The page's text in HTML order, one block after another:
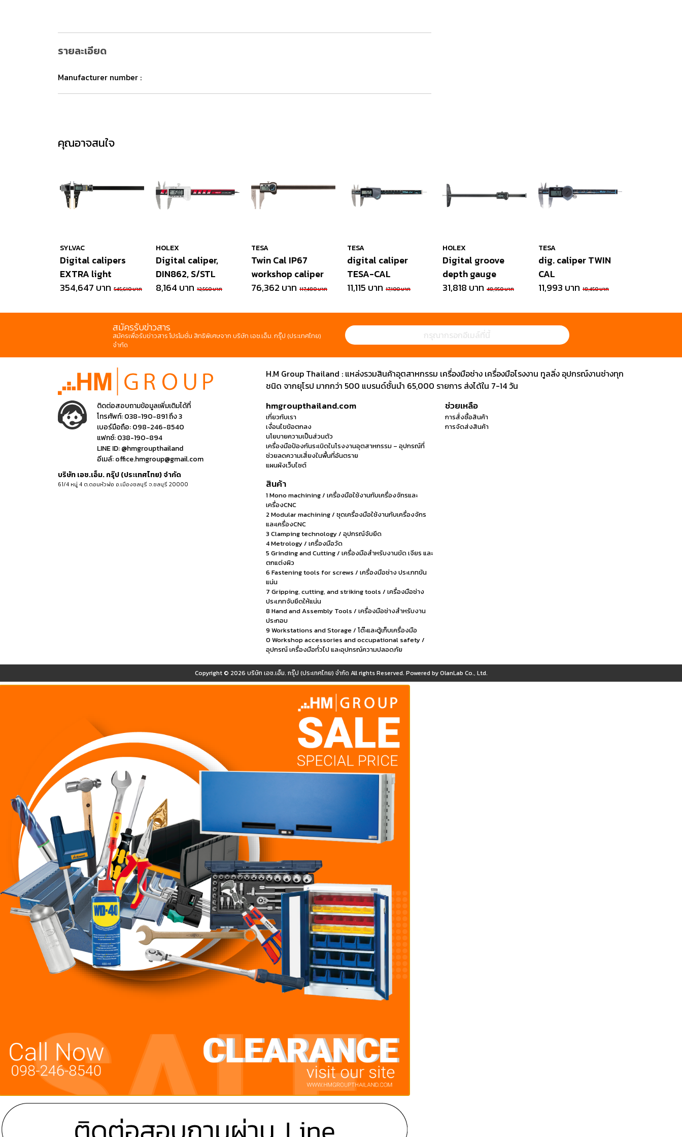
รายละเอียด
Manufacturer number :
คุณอาจสนใจ
SYLVAC
Digital calipers
EXTRA light
354,647 บาท 545,610 บาท
HOLEX
Digital caliper,
DIN862, S/STL
8,164 บาท 12,560 บาท
TESA
Twin Cal IP67
workshop caliper
76,362 บาท 117,480 บาท
TESA
digital caliper
TESA-CAL
11,115 บาท 17,100 บาท
HOLEX
Digital groove
depth gauge
31,818 บาท 48,950 บาท
TESA
dig. caliper TWIN
CAL
11,993 บาท 18,450 บาท
สมัครรับข่าวสาร
สมัครเพื่อรับข่าวสาร โปรโมชั่น สิทธิพิเศษจาก บริษัท เอช.เอ็ม. กรุ๊ป (ประเทศไทย)
จำกัด
ติดต่อสอบถามข้อมูลเพิ่มเติมได้ที่
โทรศัพท์:038-190-891 ถึง 3
เบอร์มือถือ:098-246-8540
แฟกซ์:038-190-894
LINE ID:@hmgroupthailand
อีเมล์:office.hmgroup@gmail.com
บริษัท เอช.เอ็ม. กรุ๊ป (ประเทศไทย) จำกัด
61/4 หมู่ 4 ต.ดอนหัวฬ่อ อ.เมืองชลบุรี จ.ชลบุรี 20000
H.M Group Thailand : แหล่งรวมสินค้าอุตสาหกรรม เครื่องมือช่าง เครื่องมือโรงงาน ทูลลิ่ง อุปกรณ์งานช่างทุก
ชนิด จากยุโรป มากกว่า 500 แบรนด์ชั้นนำ 65,000 รายการ ส่งได้ใน 7-14 วัน
hmgroupthailand.com
เกี่ยวกับเรา
เงื่อนไขข้อตกลง
นโยบายความเป็นส่วนตัว
เครื่องมือป้องกันระเบิดในโรงงานอุตสาหกรรม – อุปกรณ์ที่
ช่วยลดความเสี่ยงในพื้นที่อันตราย
แผนผังเว็บไซต์
ช่วยเหลือ
การสั่งซื้อสินค้า
การจัดส่งสินค้า
สินค้า
1 Mono machining / เครื่องมือใช้งานกับเครื่องจักรและ
เครื่องCNC
2 Modular machining / ชุดเครื่องมือใช้งานกับเครื่องจักร
และเครื่องCNC
3 Clamping technology / อุปกรณ์จับยึด
4 Metrology / เครื่องมือวัด
5 Grinding and Cutting / เครื่องมือสำหรับงานขัด เจียร และ
ตกแต่งผิว
6 Fastening tools for screws / เครื่องมือช่าง ประเภทขัน
แน่น
7 Gripping, cutting, and striking tools / เครื่องมือช่าง
ประเภทจับยึดให้แน่น
8 Hand and Assembly Tools / เครื่องมือช่างสำหรับงาน
ประกอบ
9 Workstations and Storage / โต๊ะและตู้เก็บเครื่องมือ
0 Workshop accessories and occupational safety /
อุปกรณ์ เครื่องมือทั่วไป และอุปกรณ์ความปลอดภัย
Copyright © 2026 บริษัท เอช.เอ็ม. กรุ๊ป (ประเทศไทย) จำกัด All rights Reserved. Powered byOlanLab Co., Ltd.